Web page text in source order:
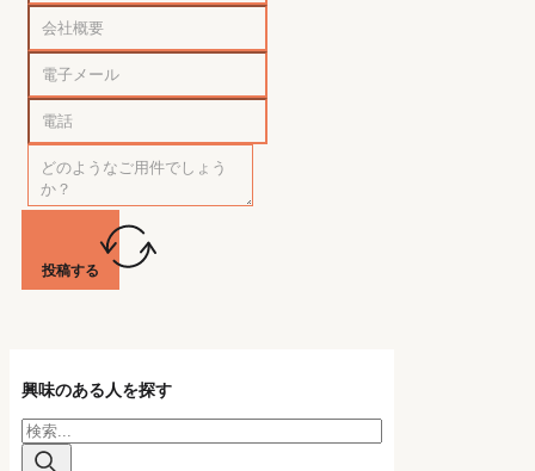
投稿する
興味のある人を探す
検
索